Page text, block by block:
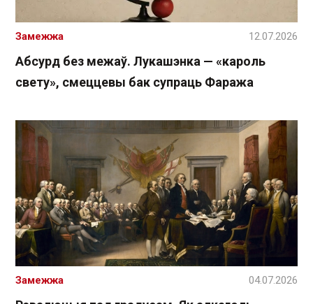
Абсурд без межаў. Лукашэнка — «кароль
свету», смеццевы бак супраць Фаража
Замежжа 12.07.2026
Замежжа 04.07.2026